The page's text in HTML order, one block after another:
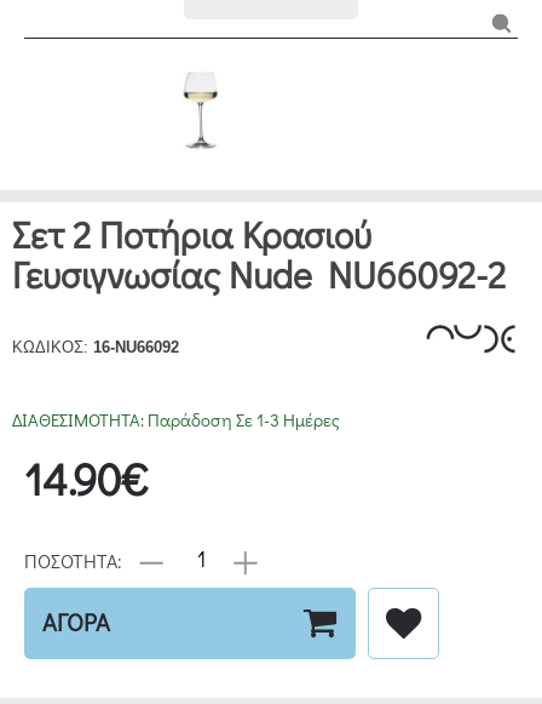
Σετ 2 Ποτήρια Κρασιού
Γευσιγνωσίας Nude NU66092-2
ΚΩΔΙΚΟΣ: 16-NU66092
ΔΙΑΘΕΣΙΜΟΤΗΤΑ: Παράδοση Σε 1-3 Ημέρες
14.90€
ΠΟΣΟΤΗΤΑ:
ΑΓΟΡΑ